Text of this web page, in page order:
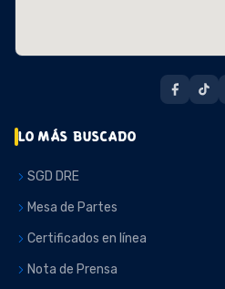
LO MÁS BUSCADO
SGD DRE
Mesa de Partes
Certificados en línea
Nota de Prensa